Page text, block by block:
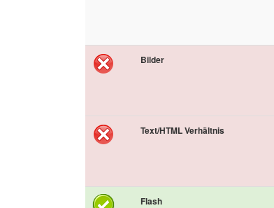
Bilder
Text/HTML Verhältnis
Flash